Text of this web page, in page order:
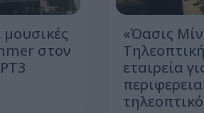
στον
«Όασις
εταιρεία